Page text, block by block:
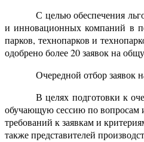
С целью обеспечения
и инновационных компаний в
парков, технопарков и
одобрено более 20 заявок на
Очередной отбор заявок
В целях подготовки к
обучающую сессию по вопросам
требований к заявкам и
такжепредставителей